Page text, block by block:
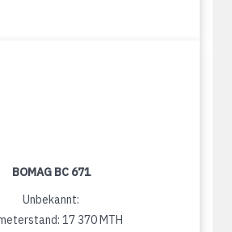
BOMAG BC 671
Unbekannt:
17 370 MTH